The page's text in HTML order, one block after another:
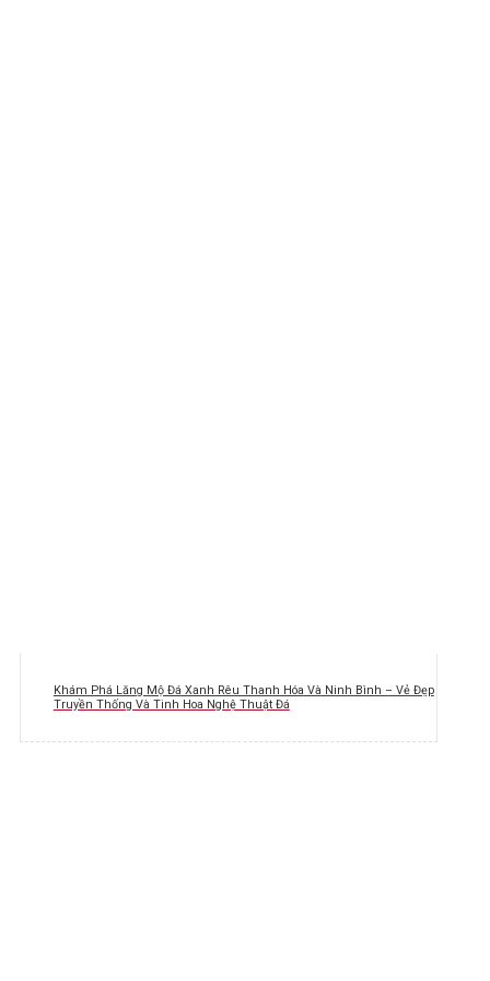
Khám Phá Lăng Mộ Đá Xanh Rêu Thanh Hóa Và Ninh Bình – Vẻ Đẹp
Truyền Thống Và Tinh Hoa Nghệ Thuật Đá